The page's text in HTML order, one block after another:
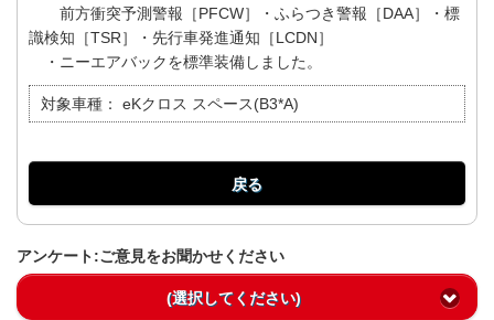
前方衝突予測警報［PFCW］・ふらつき警報［DAA］・標
識検知［TSR］・先行車発進通知［LCDN］
・ニーエアバックを標準装備しました。
対象車種： eKクロス スペース(B3*A)
戻る
アンケート:ご意見をお聞かせください
(選択してください)